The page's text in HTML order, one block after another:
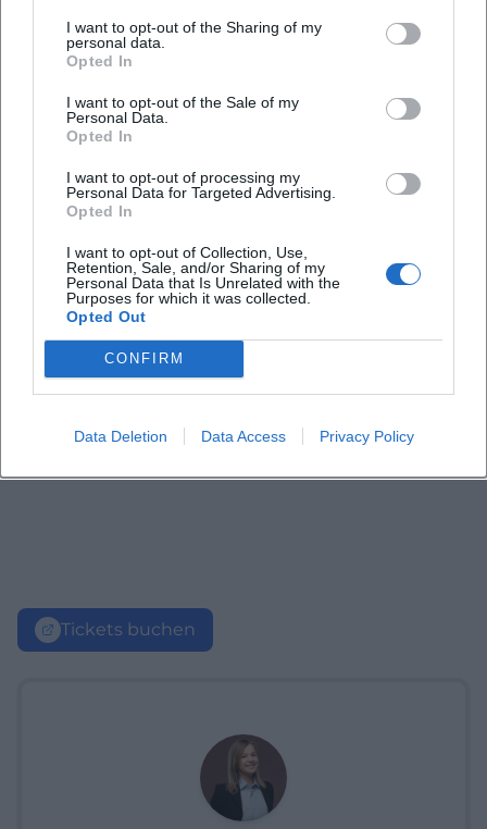
I want to opt-out of the Sharing of my
personal data.
Opted In
I want to opt-out of the Sale of my
Personal Data.
Opted In
I want to opt-out of processing my
Personal Data for Targeted Advertising.
Opted In
I want to opt-out of Collection, Use,
Retention, Sale, and/or Sharing of my
Personal Data that Is Unrelated with the
Purposes for which it was collected.
Opted Out
CONFIRM
Data Deletion Data Access Privacy Policy
Findet die Veranstaltung bei jedem Wetter statt?
Tickets buchen